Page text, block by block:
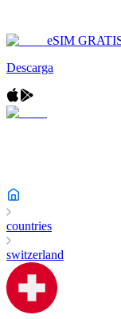
eSIM
Descarga
countries
switzerland